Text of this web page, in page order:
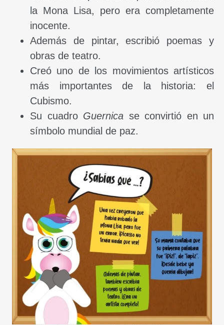
la Mona Lisa, pero era completamente
inocente.
Además de pintar, escribió poemas y
obras de teatro.
Creó uno de los movimientos artísticos
más importantes de la historia: el
Cubismo.
Su cuadro Guernica se convirtió en un
símbolo mundial de paz.